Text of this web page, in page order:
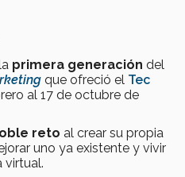
primera generación del
que ofreció el Tec
al 17 de octubre de
reto al crear su propia
uno ya existente y vivir
virtual.